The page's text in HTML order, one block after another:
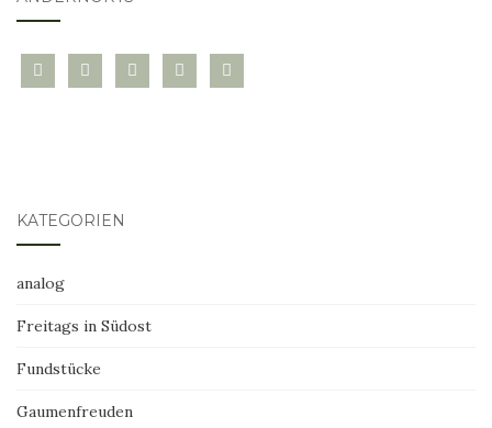
bloglovininstagramtwitter pinterest
mail
KATEGORIEN
analog
Freitags in Südost
Fundstücke
Gaumenfreuden